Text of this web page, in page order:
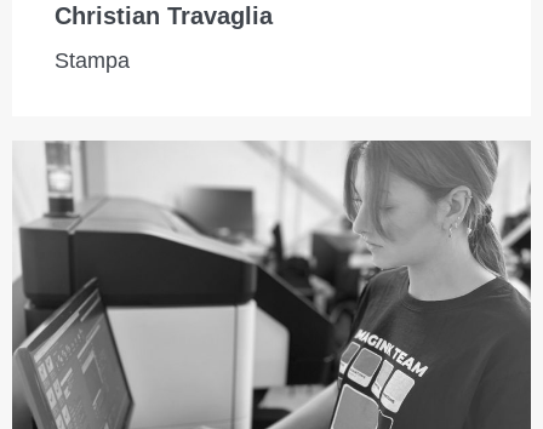
Christian Travaglia
Stampa